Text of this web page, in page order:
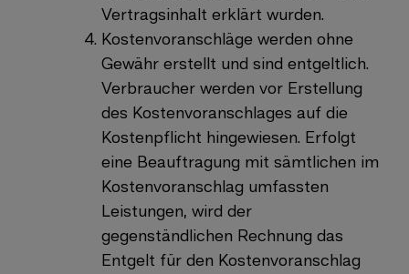
Vertragsinhalt erklärt wurden.
Kostenvoranschläge werden ohne
Gewähr erstellt und sind entgeltlich.
Verbraucher werden vor Erstellung
des Kostenvoranschlages auf die
Kostenpflicht hingewiesen. Erfolgt
eine Beauftragung mit sämtlichen im
Kostenvoranschlag umfassten
Leistungen, wird der
gegenständlichen Rechnung das
Entgelt für den Kostenvoranschlag